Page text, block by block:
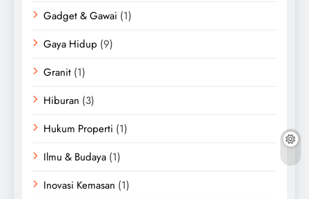
Gadget & Gawai (1)
Gaya Hidup (9)
Granit (1)
Hiburan (3)
Hukum Properti (1)
Ilmu & Budaya (1)
Inovasi Kemasan (1)